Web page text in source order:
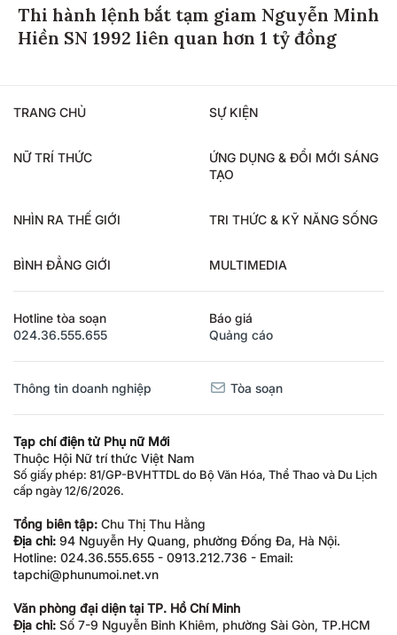
Thi hành lệnh bắt tạm giam Nguyễn Minh
Hiền SN 1992 liên quan hơn 1 tỷ đồng
TRANG CHỦ SỰ KIỆN
NỮ TRÍ THỨC
ỨNG DỤNG & ĐỔI MỚI SÁNG
TẠO
NHÌN RA THẾ GIỚI TRI THỨC & KỸ NĂNG SỐNG
BÌNH ĐẲNG GIỚI MULTIMEDIA
Hotline tòa soạn
024.36.555.655
Báo giá
Quảng cáo
Thông tin doanh nghiệp Tòa soạn
Tạp chí điện tử Phụ nữ Mới
Thuộc Hội Nữ trí thức Việt Nam
Số giấy phép: 81/GP-BVHTTDL do Bộ Văn Hóa, Thể Thao và Du Lịch
cấp ngày 12/6/2026.
Tổng biên tập: Chu Thị Thu Hằng
Địa chỉ: 94 Nguyễn Hy Quang, phường Đống Đa, Hà Nội.
Hotline: 024.36.555.655 - 0913.212.736 - Email:
tapchi@phunumoi.net.vn
Văn phòng đại diện tại TP. Hồ Chí Minh
Địa chỉ: Số 7-9 Nguyễn Bỉnh Khiêm, phường Sài Gòn, TP.HCM